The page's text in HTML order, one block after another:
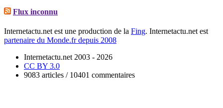
Flux inconnu
Internetactu.net est une production de la Fing. Internetactu.net est
partenaire du Monde.fr depuis 2008
Internetactu.net 2003 - 2026
CC BY 3.0
9083 articles / 10401 commentaires